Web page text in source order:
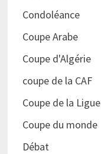
Condoléance
Coupe Arabe
Coupe d'Algérie
coupe de la CAF
Coupe de la Ligue
Coupe du monde
Débat